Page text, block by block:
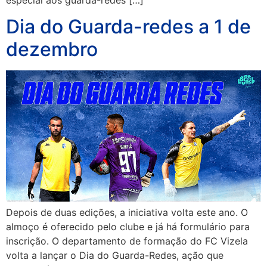
Dia do Guarda-redes a 1 de
dezembro
Depois de duas edições, a iniciativa volta este ano. O
almoço é oferecido pelo clube e já há formulário para
inscrição. O departamento de formação do FC Vizela
volta a lançar o Dia do Guarda-Redes, ação que